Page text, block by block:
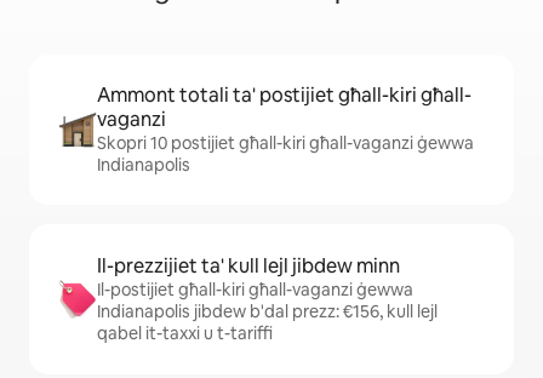
Ammont totali ta' postijiet għall-kiri għall-
vaganzi
Skopri 10 postijiet għall-kiri għall-vaganzi ġewwa
Indianapolis
Il-prezzijiet ta' kull lejl jibdew minn
Il-postijiet għall-kiri għall-vaganzi ġewwa
Indianapolis jibdew b'dal prezz: €156, kull lejl
qabel it-taxxi u t-tariffi